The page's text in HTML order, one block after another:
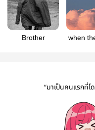
Brother
when
“มาเป็นคนแรกที่โ